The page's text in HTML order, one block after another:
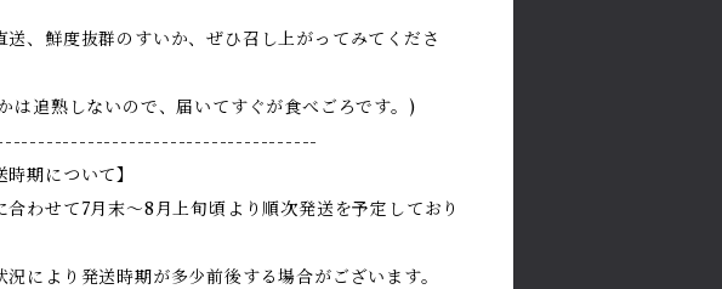
送、鮮度抜群のすいか、ぜひ召し上がってみてくださ
は追熟しないので、届いてすぐが食べごろです。)
時期について】
合わせて7月末～8月上旬頃より順次発送を予定しており
況により発送時期が多少前後する場合がございます。